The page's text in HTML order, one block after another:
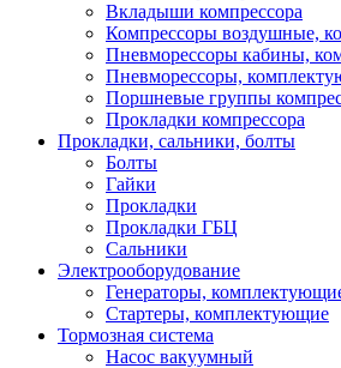
Вкладыши компрессора
Компрессоры воздушные,
Пневморессоры кабины,
Пневморессоры,
Поршневые группы
Прокладки компрессора
Прокладки, сальники, болты
Болты
Гайки
Прокладки
Прокладки ГБЦ
Сальники
Электрооборудование
Генераторы,
Стартеры, комплектующие
Тормозная система
Насос вакуумный